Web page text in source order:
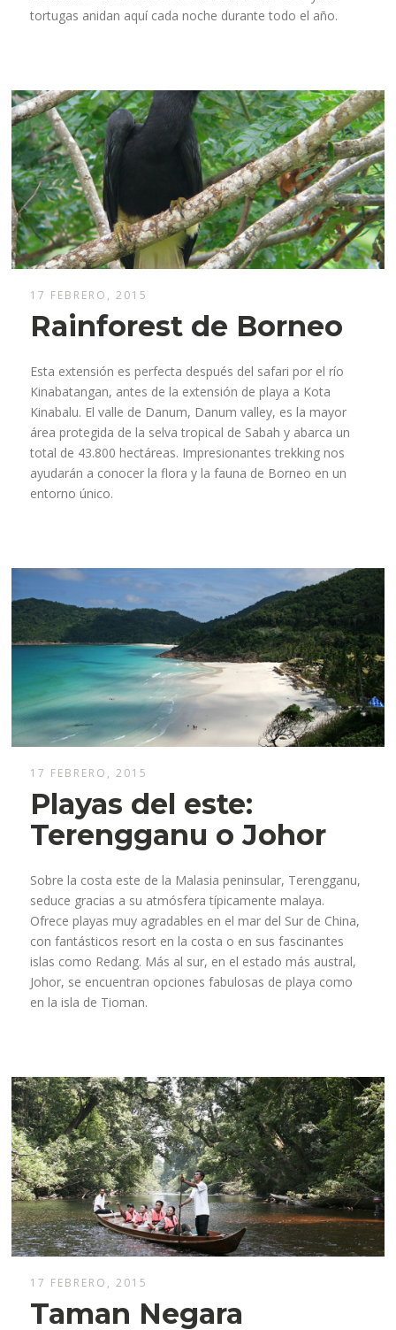
tortugas anidan aquí cada noche durante todo el año.
17 FEBRERO, 2015
Rainforest de Borneo
Esta extensión es perfecta después del safari por el río
Kinabatangan, antes de la extensión de playa a Kota
Kinabalu. El valle de Danum, Danum valley, es la mayor
área protegida de la selva tropical de Sabah y abarca un
total de 43.800 hectáreas. Impresionantes trekking nos
ayudarán a conocer la flora y la fauna de Borneo en un
entorno único.
17 FEBRERO, 2015
Playas del este:
Terengganu o Johor
Sobre la costa este de la Malasia peninsular, Terengganu,
seduce gracias a su atmósfera típicamente malaya.
Ofrece playas muy agradables en el mar del Sur de China,
con fantásticos resort en la costa o en sus fascinantes
islas como Redang. Más al sur, en el estado más austral,
Johor, se encuentran opciones fabulosas de playa como
en la isla de Tioman.
17 FEBRERO, 2015
Taman Negara